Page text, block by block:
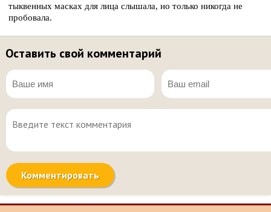
тыквенных масках для лица слышала, но только никогда не
пробовала.
Оставить свой комментарий